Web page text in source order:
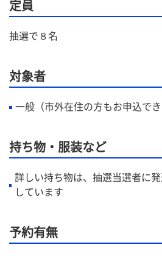
定員
抽選で８名
対象者
一般（市外在住の方もお申込でき
持ち物・服装など
詳しい持ち物は、抽選当選者に
しています
予約有無